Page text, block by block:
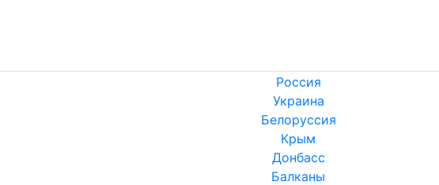
Россия
Украина
Белоруссия
Крым
Донбасс
Балканы